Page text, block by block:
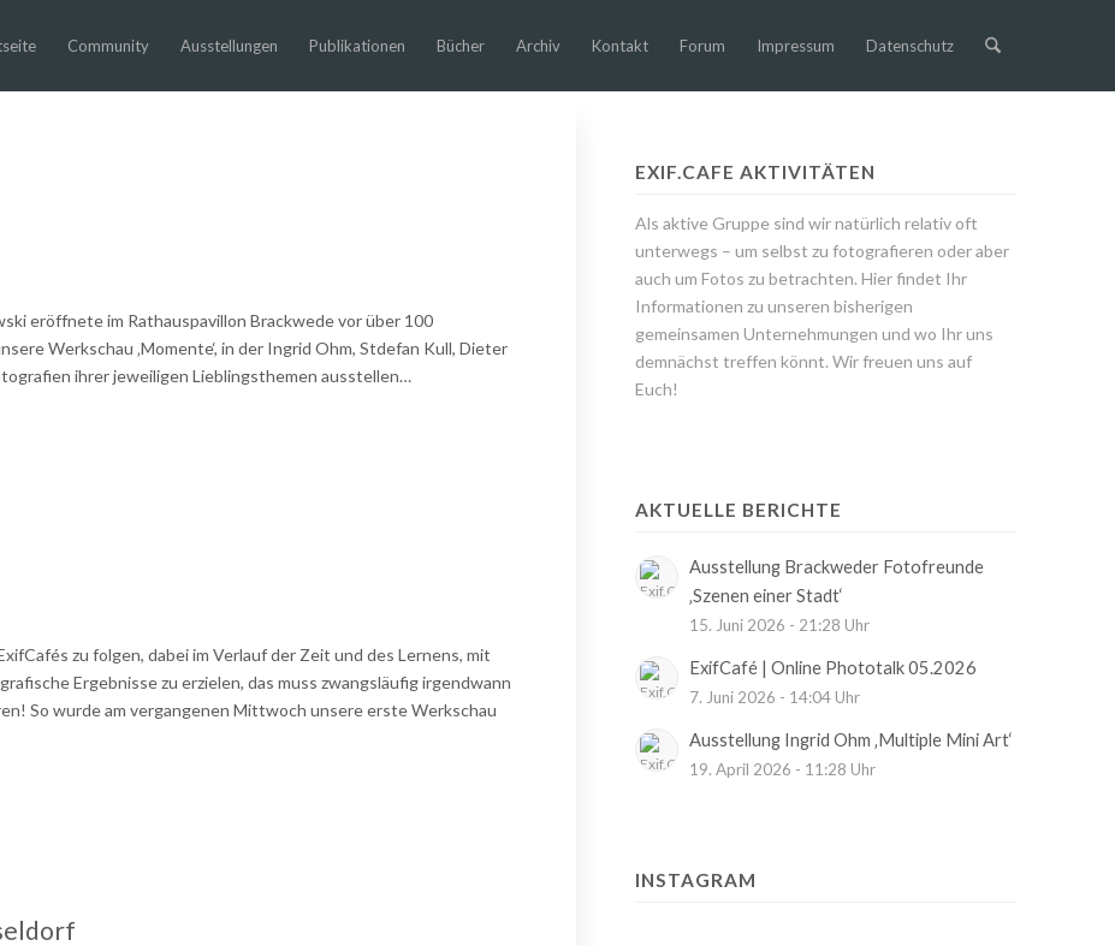
Community Ausstellungen Publikationen Bücher Archiv Kontakt Forum Impressum Datenschutz
eröffnete im Rathauspavillon Brackwede vor über 100
Werkschau ‚Momente‘, in der Ingrid Ohm, Stdefan Kull, Dieter
ihrer jeweiligen Lieblingsthemen ausstellen…
zu folgen, dabei im Verlauf der Zeit und des Lernens, mit
Ergebnisse zu erzielen, das muss zwangsläufig irgendwann
So wurde am vergangenen Mittwoch unsere erste Werkschau
EXIF.CAFE AKTIVITÄTEN
Als aktive Gruppe sind wir natürlich relativ oft
unterwegs – um selbst zu fotografieren oder aber
auch um Fotos zu betrachten. Hier findet Ihr
Informationen zu unseren bisherigen
gemeinsamen Unternehmungen und wo Ihr uns
demnächst treffen könnt. Wir freuen uns auf
Euch!
AKTUELLE BERICHTE
Ausstellung Brackweder Fotofreunde
‚Szenen einer Stadt‘
15. Juni 2026 - 21:28 Uhr
ExifCafé | Online Phototalk 05.2026
7. Juni 2026 - 14:04 Uhr
Ausstellung Ingrid Ohm ‚Multiple Mini Art‘
19. April 2026 - 11:28 Uhr
INSTAGRAM